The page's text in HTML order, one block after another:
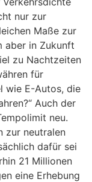
nur zur
Maße zur
aber in Zukunft
zu Nachtzeiten
für
wie E-Autos, die
Auch der
neu.
zur neutralen
dafür sei
21 Millionen
eine Erhebung